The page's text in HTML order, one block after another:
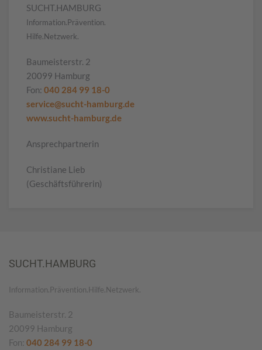
SUCHT.HAMBURG
Information.Prävention.
Hilfe.Netzwerk.
Baumeisterstr. 2
20099 Hamburg
Fon: 040 284 99 18-0
service@sucht-hamburg.de
www.sucht-hamburg.de
Ansprechpartnerin
Christiane Lieb
(Geschäftsführerin)
SUCHT.HAMBURG
Information.Prävention.Hilfe.Netzwerk.
Baumeisterstr. 2
20099 Hamburg
Fon: 040 284 99 18-0